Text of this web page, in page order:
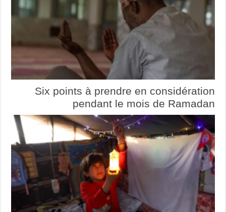
Six points à prendre en considération
pendant le mois de Ramadan